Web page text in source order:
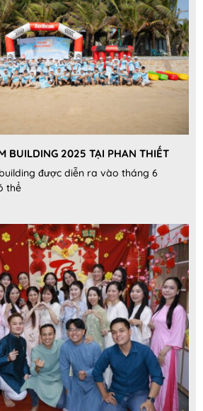
BUILDING 2025 TẠI PHAN THIẾT
được diễn ra vào tháng 6
thể